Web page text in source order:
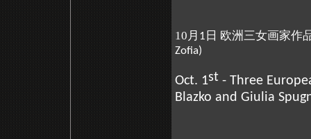
10月 1 日 欧洲三女画家作
Zofia)
Oct. 1st - Three
Blazko and Giulia